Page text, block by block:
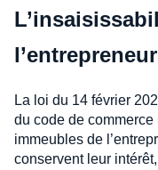
La loi du 14 février
du code de
immeubles de
conservent leur